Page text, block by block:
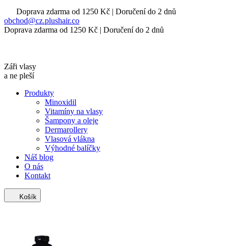
Doprava zdarma od 1250 Kč | Doručení do 2 dnů
obchod@cz.plushair.co
Doprava zdarma od 1250 Kč | Doručení do 2 dnů
Záři vlasy
a ne pleší
Produkty
Minoxidil
Vitamíny na vlasy
Šampony a oleje
Dermarollery
Vlasová vlákna
Výhodné balíčky
Náš blog
O nás
Kontakt
Košík